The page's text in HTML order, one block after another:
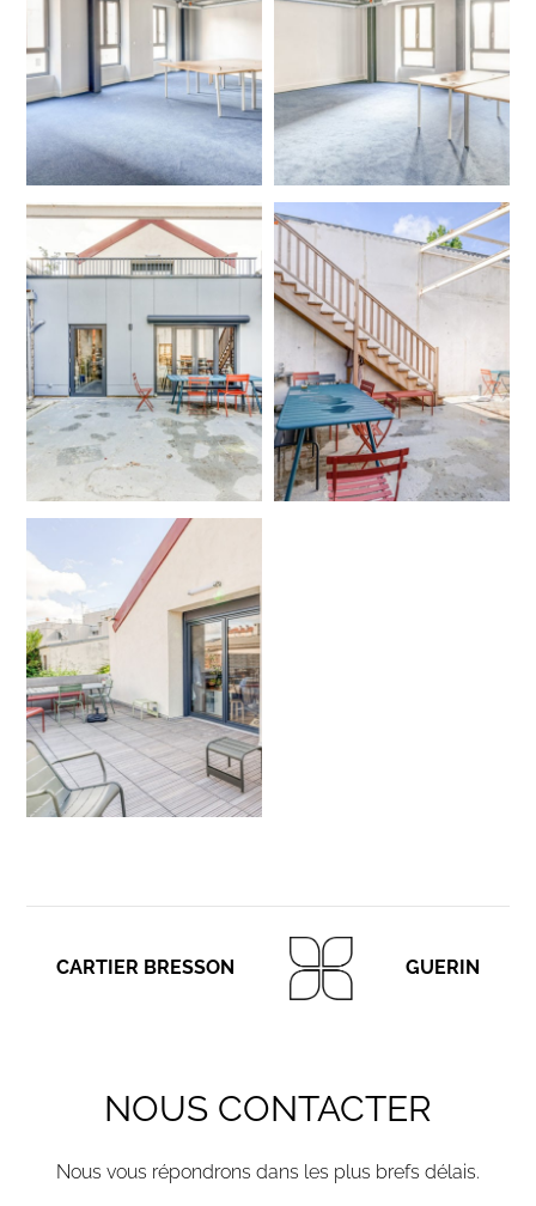
CARTIER BRESSON GUERIN
NOUS CONTACTER
Nous vous répondrons dans les plus brefs délais.